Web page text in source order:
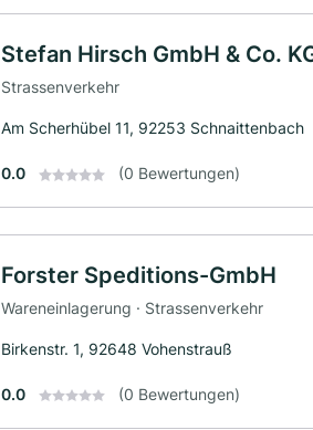
Stefan Hirsch GmbH & Co.
Strassenverkehr
Am Scherhübel 11, 92253 Schnaittenbach
0.0 (0 Bewertungen)
Forster Speditions-GmbH
Wareneinlagerung · Strassenverkehr
Birkenstr. 1, 92648 Vohenstrauß
0.0 (0 Bewertungen)